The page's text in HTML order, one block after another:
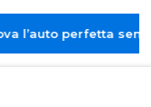
perfetta senza